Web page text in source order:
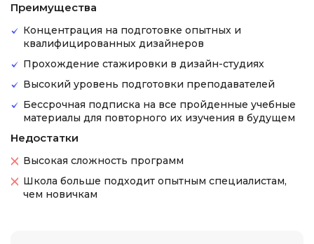
Преимущества
Концентрация на подготовке опытных и
квалифицированных дизайнеров
Прохождение стажировки в дизайн-студиях
Высокий уровень подготовки преподавателей
Бессрочная подписка на все пройденные учебные
материалы для повторного их изучения в будущем
Недостатки
Высокая сложность программ
Школа больше подходит опытным специалистам,
чем новичкам